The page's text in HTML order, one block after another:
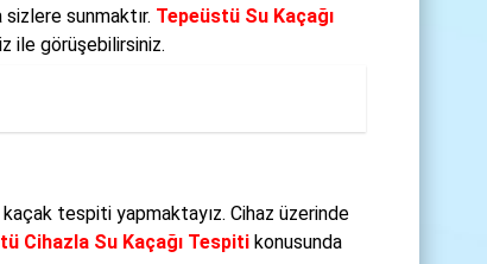
sunmaktır. Tepeüstü Su Kaçağı
ile görüşebilirsiniz.
tespiti yapmaktayız. Cihaz üzerinde
Cihazla Su Kaçağı Tespitikonusunda